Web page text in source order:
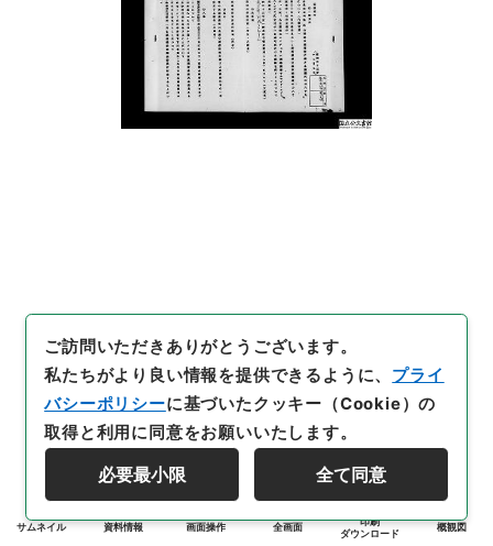
サムネイル 資料情報 画面操作 全画面
印刷
ダウンロード
概観図
ご訪問いただきありがとうございます。
私たちがより良い情報を提供できるように、 プライ
バシーポリシーに基づいたクッキー（Cookie）の
取得と利用に同意をお願いいたします。
必要最小限 全て同意